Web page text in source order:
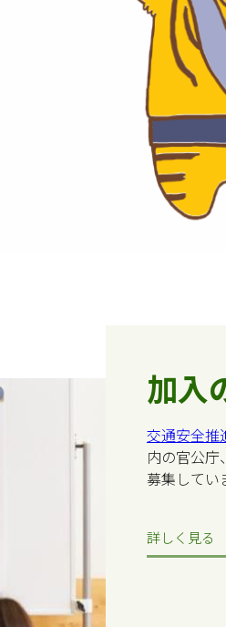
加入
交通安全推
内の官公庁
募集してい
詳しく見る